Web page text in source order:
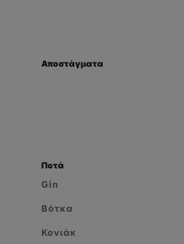
Αποστάγματα
Ποτά
Gin
Βότκα
Κονιάκ